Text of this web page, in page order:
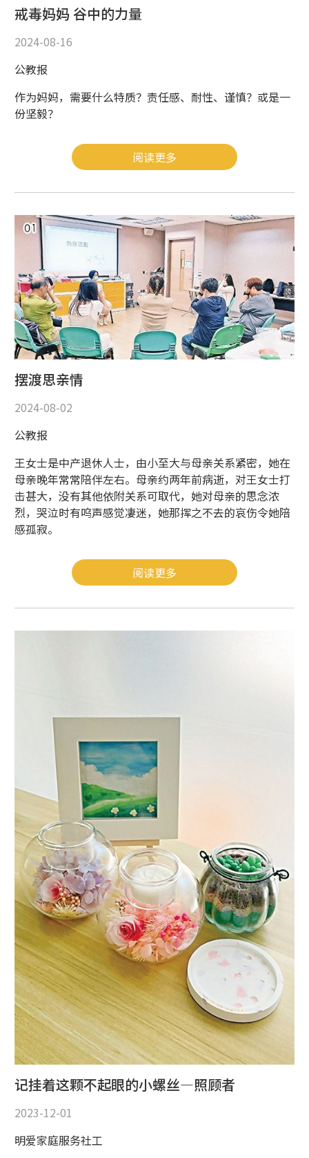
戒毒妈妈 谷中的力量
2024-08-16
公教报
作为妈妈，需要什么特质？责任感、耐性、谨慎？或是一
份坚毅？
阅读更多
摆渡思亲情
2024-08-02
公教报
王女士是中产退休人士，由小至大与母亲关系紧密，她在
母亲晚年常常陪伴左右。母亲约两年前病逝，对王女士打
击甚大，没有其他依附关系可取代，她对母亲的思念浓
烈，哭泣时有呜声感觉凄迷，她那挥之不去的哀伤令她陪
感孤寂。
阅读更多
记挂着这颗不起眼的小螺丝—照顾者
2023-12-01
明爱家庭服务社工